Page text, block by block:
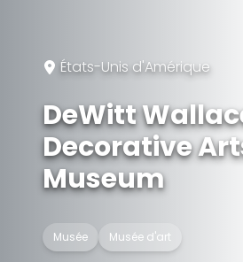
États-Unis d'Amérique
DeWitt
Decorative
Museum
Musée Musée d'art